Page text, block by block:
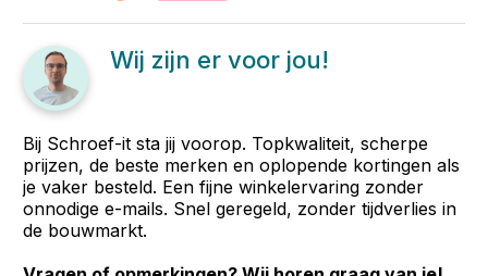
Wij zijn er voor jou!
Bij Schroef-it sta jij voorop. Topkwaliteit, scherpe
prijzen, de beste merken en oplopende kortingen als
je vaker besteld. Een fijne winkelervaring zonder
onnodige e-mails. Snel geregeld, zonder tijdverlies in
de bouwmarkt.